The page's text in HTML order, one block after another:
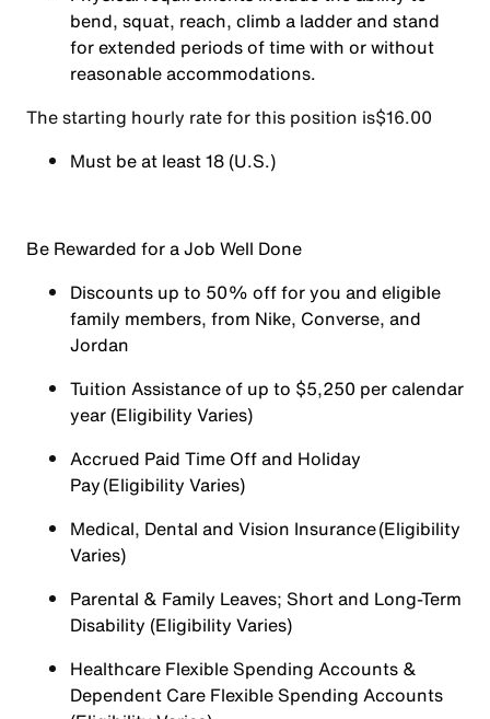
bend, squat, reach, climb a ladder and stand
for extended periods of time with or without
reasonable accommodations.
The starting hourly rate for this position isㅤ$16.00
Must be at least 18 (U.S.)
Be Rewarded for a Job Well Done
Discounts up to 50% off for you and eligible
family members, from Nike, Converse, and
Jordan
Tuition Assistance of up to $5,250 per calendar
year (Eligibility Varies)
Accrued Paid Time Off and Holiday
Pay (Eligibility Varies)
Medical, Dental and Vision Insurance (Eligibility
Varies)
Parental & Family Leaves; Short and Long-Term
Disability (Eligibility Varies)
Healthcare Flexible Spending Accounts &
Dependent Care Flexible Spending Accounts